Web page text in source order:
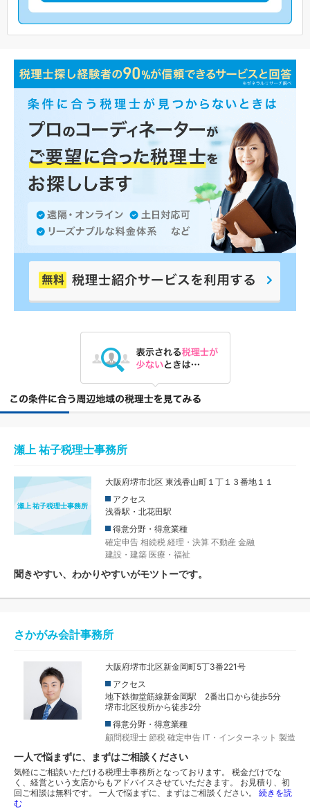
瀬上 祐子税理士事務所
瀬上 祐子税理士事務所
大阪府堺市北区 東浅香山町１丁１３番地１１
アクセス
浅香駅・北花田駅
得意分野・得意業種
確定申告 相続税 経理・決算 不動産 金融
建設・建築 医療・福祉
聞きやすい、わかりやすいがモツトーです。
さかがみ会計事務所
大阪府堺市北区新金岡町5丁3番221号
アクセス
地下鉄御堂筋線新金岡駅 2番出口から徒歩5分
堺市北区役所から徒歩2分
得意分野・得意業種
顧問税理士 節税 確定申告 IT・インターネット 製造
一人で悩まずに、まずはご相談ください
気軽にご相談いただける税理士事務所となっております。 税金だけでな
く、経営という支店からもアドバイスさせていただきます。 お見積り、初
回ご相談は無料です。 一人で悩まずに、まずはご相談ください。 続きを読
む